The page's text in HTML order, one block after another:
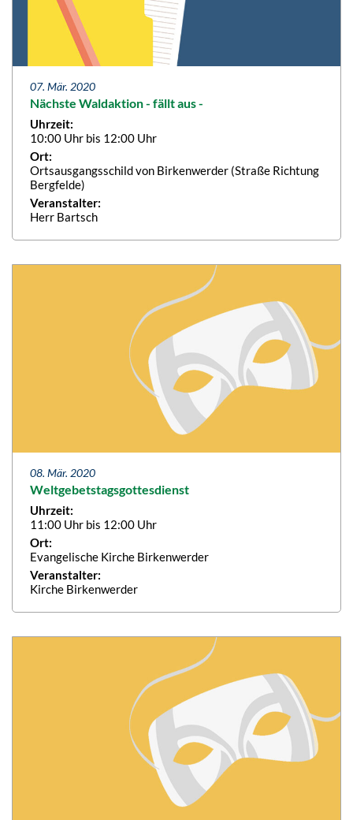
07. Mär. 2020
Nächste Waldaktion - fällt aus -
Uhrzeit:
10:00 Uhr bis 12:00 Uhr
Ort:
Ortsausgangsschild von Birkenwerder (Straße Richtung
Bergfelde)
Veranstalter:
Herr Bartsch
08. Mär. 2020
Weltgebetstagsgottesdienst
Uhrzeit:
11:00 Uhr bis 12:00 Uhr
Ort:
Evangelische Kirche Birkenwerder
Veranstalter:
Kirche Birkenwerder